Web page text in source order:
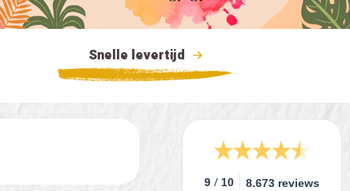
Snelle levertijd
9 / 10 8.673 reviews